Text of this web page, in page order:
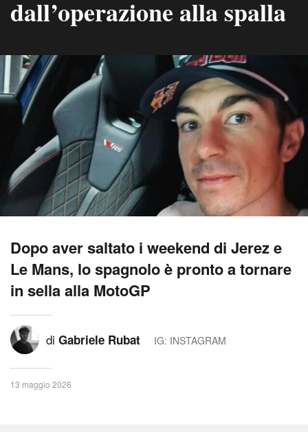
dall’operazione alla spalla
Dopo aver saltato i weekend di Jerez e
Le Mans, lo spagnolo è pronto a tornare
in sella alla MotoGP
di Gabriele Rubat IG: INSTAGRAM
13 maggio 2026